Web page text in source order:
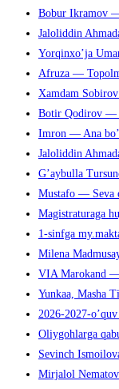
Bobur Ikramov
Jaloliddin
Yorqinxo’ja
Afruza —
Xamdam
Botir Qodirov —
Imron — Ana
Jaloliddin
G’aybulla
Mustafo — Seva
Magistraturaga
1-sinfga
Milena
VIA Marokand
Yunkaa, Masha
2026-2027-
Oliygohlarga
Sevinch
Mirjalol